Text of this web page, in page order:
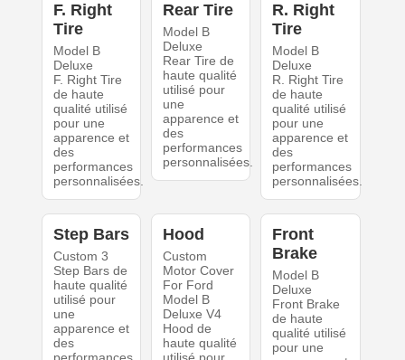
F. Right
Tire
Model B
Deluxe
F. Right Tire
de haute
qualité utilisé
pour une
apparence et
des
performances
personnalisées.
Rear Tire
Model B
Deluxe
Rear Tire de
haute qualité
utilisé pour
une
apparence et
des
performances
personnalisées.
R. Right
Tire
Model B
Deluxe
R. Right Tire
de haute
qualité utilisé
pour une
apparence et
des
performances
personnalisées.
Step Bars
Custom 3
Step Bars de
haute qualité
utilisé pour
une
apparence et
des
Hood
Custom
Motor Cover
For Ford
Model B
Deluxe V4
Hood de
haute qualité
Front
Brake
Model B
Deluxe
Front Brake
de haute
qualité utilisé
pour une